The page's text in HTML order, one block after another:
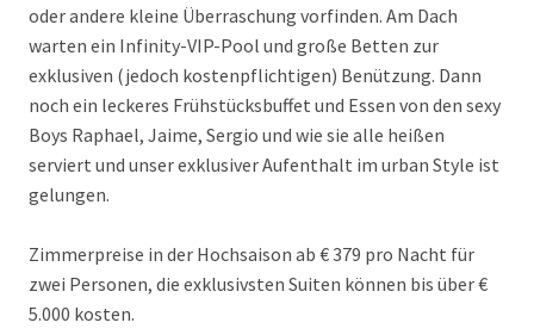
oder andere kleine Überraschung vorfinden. Am Dach
warten ein Infinity-VIP-Pool und große Betten zur
exklusiven (jedoch kostenpflichtigen) Benützung. Dann
noch ein leckeres Frühstücksbuffet und Essen von den sexy
Boys Raphael, Jaime, Sergio und wie sie alle heißen
serviert und unser exklusiver Aufenthalt im urban Style ist
gelungen.
Zimmerpreise in der Hochsaison ab € 379 pro Nacht für
zwei Personen, die exklusivsten Suiten können bis über €
5.000 kosten.